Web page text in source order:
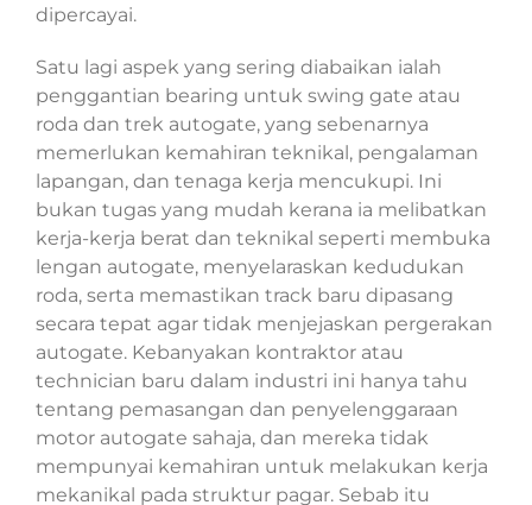
dipercayai.
Satu lagi aspek yang sering diabaikan ialah
penggantian bearing untuk swing gate atau
roda dan trek autogate, yang sebenarnya
memerlukan kemahiran teknikal, pengalaman
lapangan, dan tenaga kerja mencukupi. Ini
bukan tugas yang mudah kerana ia melibatkan
kerja-kerja berat dan teknikal seperti membuka
lengan autogate, menyelaraskan kedudukan
roda, serta memastikan track baru dipasang
secara tepat agar tidak menjejaskan pergerakan
autogate. Kebanyakan kontraktor atau
technician baru dalam industri ini hanya tahu
tentang pemasangan dan penyelenggaraan
motor autogate sahaja, dan mereka tidak
mempunyai kemahiran untuk melakukan kerja
mekanikal pada struktur pagar. Sebab itu